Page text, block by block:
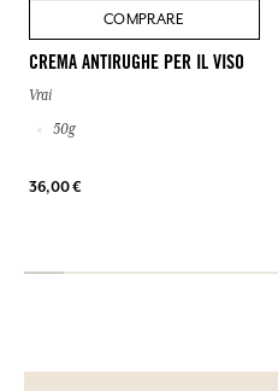
COMPRARE
CREMA ANTIRUGHE PER IL VISO
Vrai
50g
36,00 €